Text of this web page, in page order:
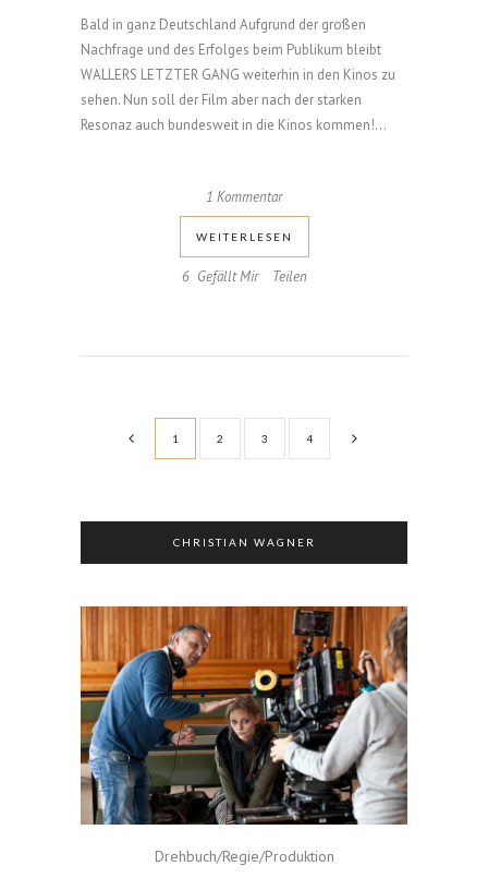
Bald in ganz Deutschland Aufgrund der großen
Nachfrage und des Erfolges beim Publikum bleibt
WALLERS LETZTER GANG weiterhin in den Kinos zu
sehen. Nun soll der Film aber nach der starken
Resonaz auch bundesweit in die Kinos kommen!...
1 Kommentar
WEI­TER­LE­SEN
6 Gefällt Mir Teilen
1 2 3 4
CHRISTIAN WAGNER
Drehbuch/Regie/Produktion